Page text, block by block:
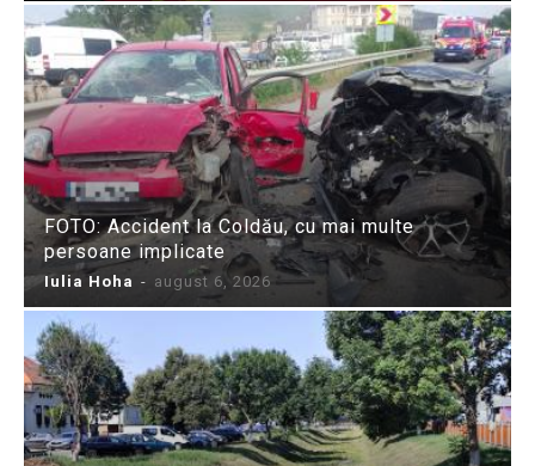
FOTO: Accident la Coldău, cu mai multe
persoane implicate
Iulia Hoha - august 6, 2026